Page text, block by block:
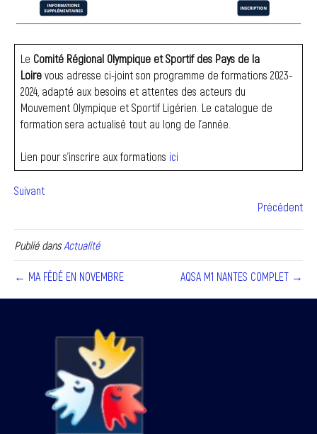
Le Comité Régional Olympique et Sportif des Pays de la
Loire vous adresse ci-joint son programme de formations 2023-
2024, adapté aux besoins et attentes des acteurs du
Mouvement Olympique et Sportif Ligérien. Le catalogue de
formation sera actualisé tout au long de l’année.
Lien pour s’inscrire aux formations ici
Suivant
Précédent
Publié dansActualité
← MA FÉDÉ EN NOVEMBRE AQSA M1 NANTES COMPLET →